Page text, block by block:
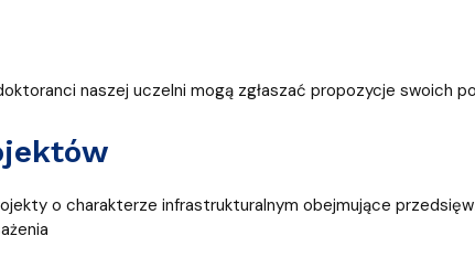
naszej uczelni mogą zgłaszać propozycje swoich
o charakterze infrastrukturalnym obejmujące